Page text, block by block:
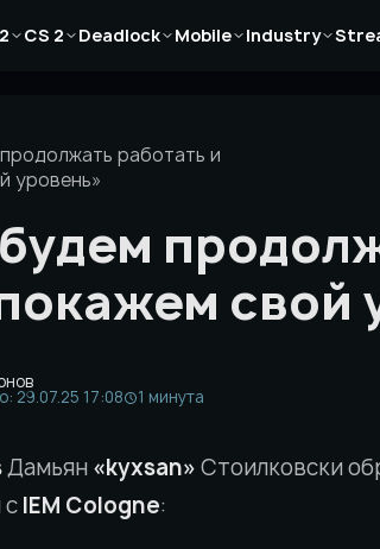
CS 2
СтатьиDeadlock
Статьи
Mobile
Статьи Industry
Статьи
работать и
уровень»
свой
29.07.25 17:08 1 минута
Дамьян «kyxsan» Стоилковски
IEM Cologne: